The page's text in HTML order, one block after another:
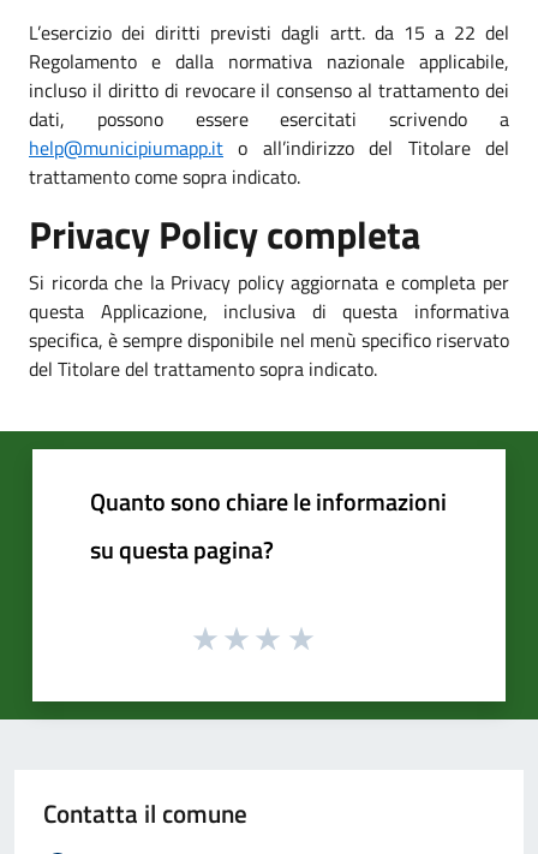
L’esercizio dei diritti previsti dagli artt. da 15 a 22 del
Regolamento e dalla normativa nazionale applicabile,
incluso il diritto di revocare il consenso al trattamento dei
dati, possono essere esercitati scrivendo a
help@municipiumapp.it o all’indirizzo del Titolare del
trattamento come sopra indicato.
Privacy Policy completa
Si ricorda che la Privacy policy aggiornata e completa per
questa Applicazione, inclusiva di questa informativa
specifica, è sempre disponibile nel menù specifico riservato
del Titolare del trattamento sopra indicato.
Quanto sono chiare le informazioni
su questa pagina?
Contatta il comune